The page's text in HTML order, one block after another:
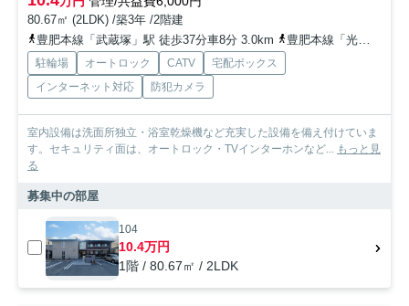
80.67㎡ (2LDK) /築3年 /2階建
豊肥本線「武蔵塚」駅 徒歩37分車8分 3.0km
豊肥本線「光の森」駅 徒歩38分車8分 3.1km
駐輪場 オートロック CATV
宅配ボックス
インターネット対応
防犯カメラ
室内設備は洗面所独立・浴室乾燥機など充実した設備を備え付けていま
す。セキュリティ面は、オートロック・TVインターホンなど... もっと見
る
募集中の部屋
104
10.4万円
1階 / 80.67㎡ / 2LDK